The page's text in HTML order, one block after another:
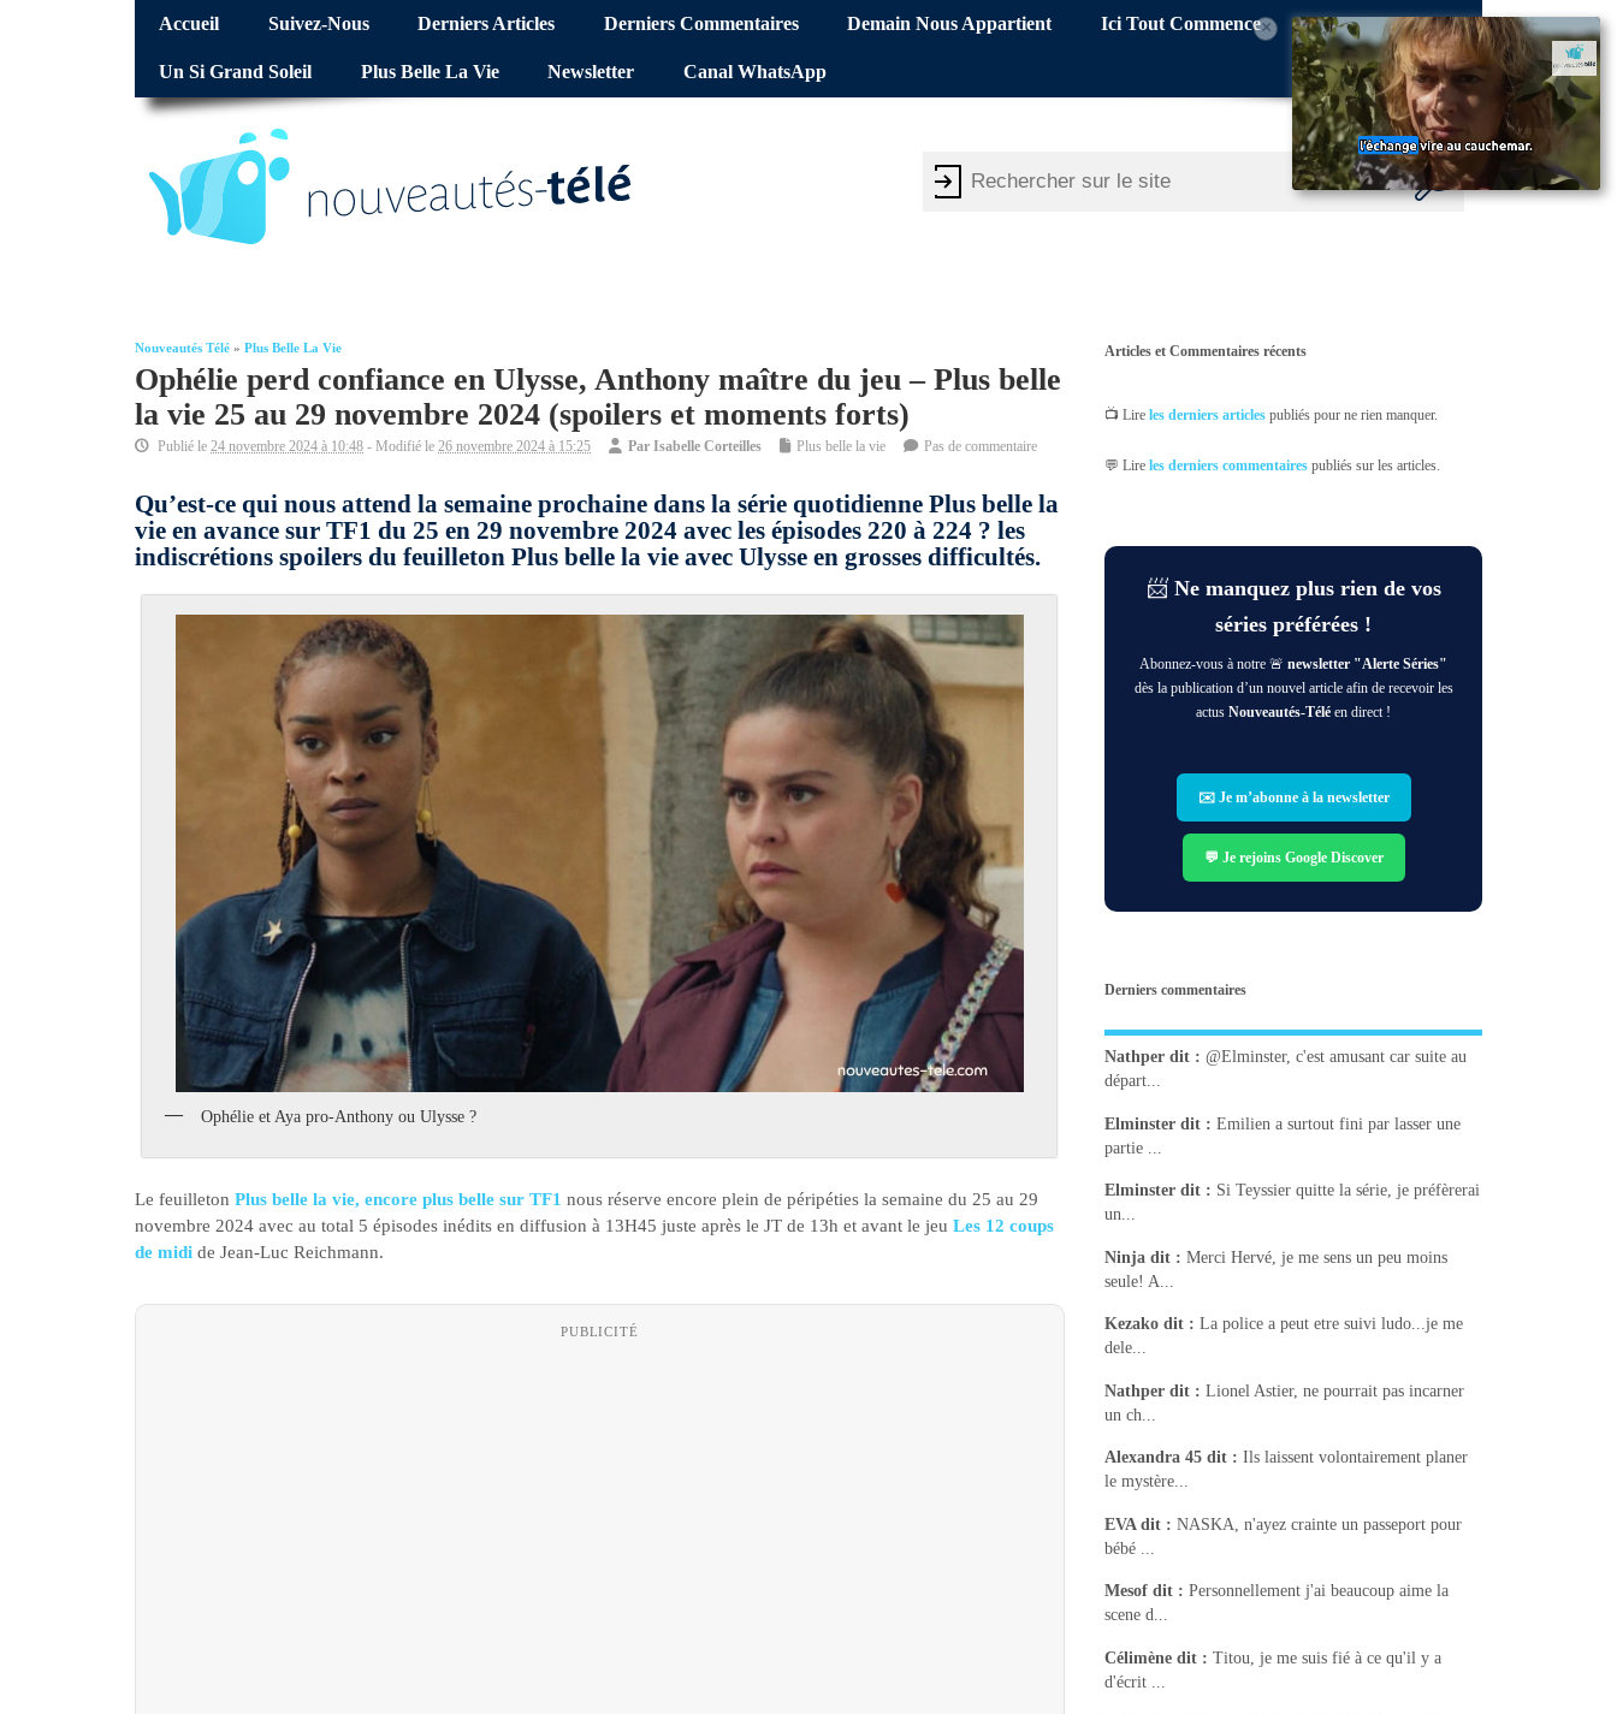
Accueil Suivez-Nous Derniers Articles Derniers Commentaires Demain Nous Appartient Ici Tout Commence
Un Si Grand Soleil Plus Belle La Vie Newsletter Canal WhatsApp
Nouveautés Télé » Plus Belle La Vie
Ophélie perd confiance en Ulysse, Anthony maître du jeu – Plus belle
la vie 25 au 29 novembre 2024 (spoilers et moments forts)
Publié le 24 novembre 2024 à 10:48 - Modifié le 26 novembre 2024 à 15:25 Par Isabelle Corteilles Plus belle la vie Pas de commentaire
Qu’est-ce qui nous attend la semaine prochaine dans la série quotidienne Plus belle la
vie en avance sur TF1 du 25 en 29 novembre 2024 avec les épisodes 220 à 224 ? les
indiscrétions spoilers du feuilleton Plus belle la vie avec Ulysse en grosses difficultés.
Ophélie et Aya pro-Anthony ou Ulysse ?
Le feuilleton Plus belle la vie, encore plus belle sur TF1 nous réserve encore plein de péripéties la semaine du 25 au 29
novembre 2024 avec au total 5 épisodes inédits en diffusion à 13H45 juste après le JT de 13h et avant le jeu Les 12 coups
de midi de Jean-Luc Reichmann.
PUBLICITÉ
×
Articles et Commentaires récents
📺 Lireles derniers articles publiés pour ne rien manquer.
💬 Lireles derniers commentaires publiés sur les articles.
📨 Ne manquez plus rien de vos
séries préférées !
Abonnez-vous à notre 🚨newsletter "Alerte Séries"
dès la publication d’un nouvel article afin de recevoir les
actusNouveautés-Télé en direct !
✉️ Je m’abonne à la newsletter
💬 Je rejoins Google Discover
Derniers commentaires
Nathper dit : @Elminster, c'est amusant car suite au
départ...
Elminster dit : Emilien a surtout fini par lasser une
partie ...
Elminster dit : Si Teyssier quitte la série, je préfèrerai
un...
Ninja dit : Merci Hervé, je me sens un peu moins
seule! A...
Kezako dit : La police a peut etre suivi ludo...je me
dele...
Nathper dit : Lionel Astier, ne pourrait pas incarner
un ch...
Alexandra 45 dit : Ils laissent volontairement planer
le mystère...
EVA dit : NASKA, n'ayez crainte un passeport pour
bébé ...
Mesof dit : Personnellement j'ai beaucoup aime la
scene d...
Célimène dit : Titou, je me suis fié à ce qu'il y a
d'écrit ...